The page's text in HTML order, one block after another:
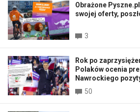
Obrażone
swojej oferty,
3
Rok po
Polaków ocenia
Nawrockiego
50